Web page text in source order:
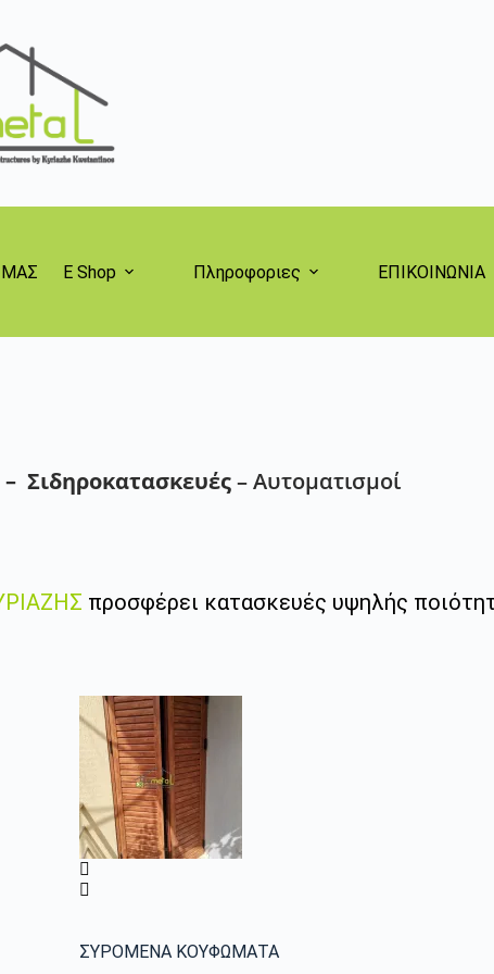
ΜΑΣ E Shop Πληροφοριες ΕΠΙΚΟΙΝΩΝΙΑ
Σιδηροκατασκευές–Αυτοματισμοί
προσφέρει κατασκευές υψηλής
ΣΥΡΟΜΕΝΑ ΚΟΥΦΩΜΑΤΑ